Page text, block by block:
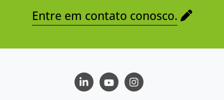
Entre em contato conosco.
LinkedInYoutubeInstagram